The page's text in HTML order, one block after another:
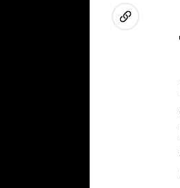
URL